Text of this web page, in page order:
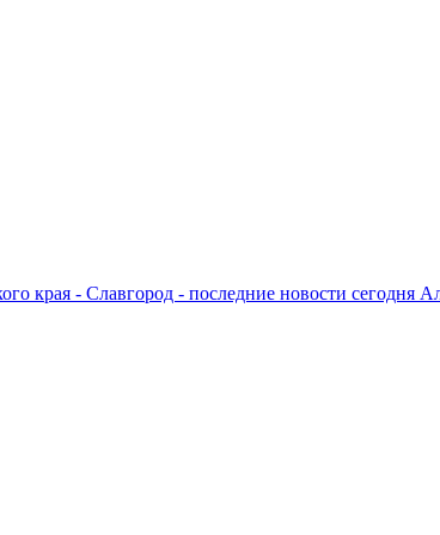
края - Славгород - последние новости сегодня